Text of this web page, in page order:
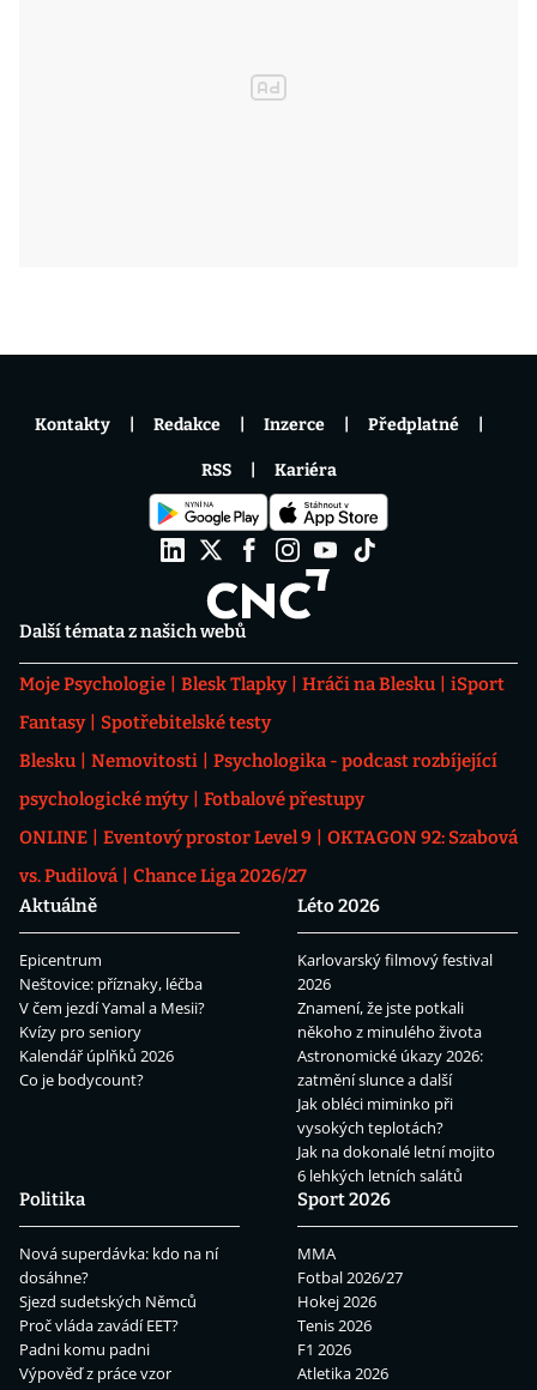
Další témata z našich webů
Moje Psychologie Blesk Tlapky Hráči na Blesku
iSport
Fantasy
Spotřebitelské testy
Blesku
Nemovitosti
Psychologika - podcast rozbíjející
psychologické mýty
Fotbalové přestupy
ONLINE
Eventový prostor Level 9
OKTAGON 92: Szabová
vs. Pudilová
Chance Liga 2026/27
Aktuálně
Epicentrum
Neštovice: příznaky, léčba
V čem jezdí Yamal a Mesii?
Kvízy pro seniory
Kalendář úplňků 2026
Co je bodycount?
Léto 2026
Karlovarský filmový festival
2026
Znamení, že jste potkali
někoho z minulého života
Astronomické úkazy 2026:
zatmění slunce a další
Jak obléci miminko při
vysokých teplotách?
Jak na dokonalé letní mojito
6 lehkých letních salátů
Politika
Nová superdávka: kdo na ní
dosáhne?
Sjezd sudetských Němců
Proč vláda zavádí EET?
Padni komu padni
Výpověď z práce vzor
Sport 2026
MMA
Fotbal 2026/27
Hokej 2026
Tenis 2026
F1 2026
Atletika 2026
Kontakty Redakce Inzerce Předplatné
RSS Kariéra